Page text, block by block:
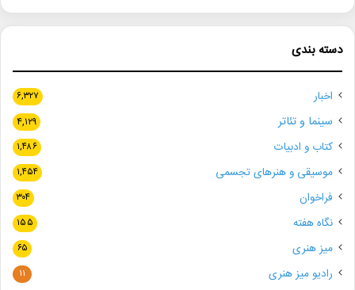
دسته بندی
اخبار ۶,۳۲۷
سینما و تئاتر ۴,۱۲۹
کتاب و ادبیات ۱,۴۸۶
موسیقی و هنرهای تجسمی ۱,۴۵۴
فراخوان ۳۰۴
نگاه هفته ۱۵۵
میز هنری ۶۵
رادیو میز هنری ۱۱